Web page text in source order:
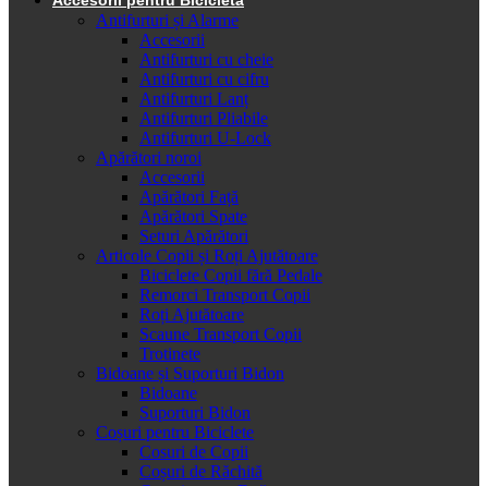
Antifurturi și Alarme
Accesorii
Antifurturi cu cheie
Antifurturi cu cifru
Antifurturi Lanț
Antifurturi Pliabile
Antifurturi U-Lock
Apărători noroi
Accesorii
Apărători Față
Apărători Spate
Seturi Apărători
Articole Copii și Roți Ajutătoare
Biciclete Copii fără Pedale
Remorci Transport Copii
Roți Ajutătoare
Scaune Transport Copii
Trotinete
Bidoane și Suporturi Bidon
Bidoane
Suporturi Bidon
Coșuri pentru Biciclete
Cosuri de Copii
Coșuri de Răchită